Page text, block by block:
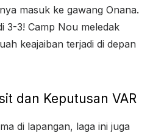
masuk ke gawang Onana.
3-3! Camp Nou meledak
keajaiban terjadi di depan
dan Keputusan VAR
di lapangan, laga ini juga